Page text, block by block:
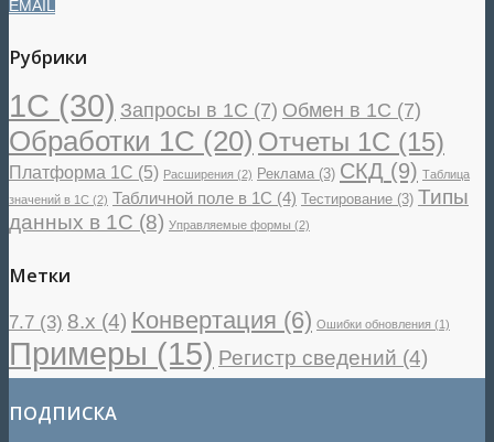
EMAIL
Рубрики
1С (30) Запросы в 1С (7) Обмен в 1С (7)
Обработки 1С (20) Отчеты 1С (15)
Платформа 1С (5) Расширения (2) Реклама (3) СКД (9) Таблица
значений в 1С (2) Табличной поле в 1С (4) Тестирование (3) Типы
данных в 1С (8) Управляемые формы (2)
Метки
7.7 (3) 8.x (4) Конвертация (6) Ошибки обновления (1)
Примеры (15) Регистр сведений (4)
ПОДПИСКА